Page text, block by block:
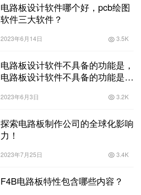
电路板设计软件哪个好，pcb绘图
软件三大软件？
2023年6月14日 3.5K
电路板设计软件不具备的功能是，
电路板设计软件不具备的功能是什
2023年6月3日 3.2K
探索电路板制作公司的全球化影响
力！
2023年7月25日 3.4K
F4B电路板特性包含哪些内容？